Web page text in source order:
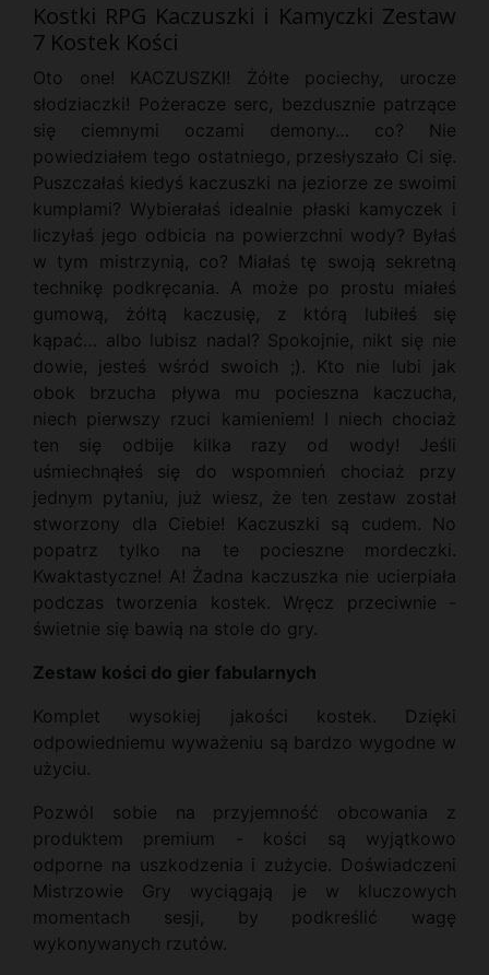
Kostki RPG Kaczuszki i Kamyczki Zestaw
7 Kostek Kości
Oto one! KACZUSZKI! Żółte pociechy, urocze
słodziaczki! Pożeracze serc, bezdusznie patrzące
się ciemnymi oczami demony… co? Nie
powiedziałem tego ostatniego, przesłyszało Ci się.
Puszczałaś kiedyś kaczuszki na jeziorze ze swoimi
kumplami? Wybierałaś idealnie płaski kamyczek i
liczyłaś jego odbicia na powierzchni wody? Byłaś
w tym mistrzynią, co? Miałaś tę swoją sekretną
technikę podkręcania. A może po prostu miałeś
gumową, żółtą kaczusię, z którą lubiłeś się
kąpać… albo lubisz nadal? Spokojnie, nikt się nie
dowie, jesteś wśród swoich ;). Kto nie lubi jak
obok brzucha pływa mu pocieszna kaczucha,
niech pierwszy rzuci kamieniem! I niech chociaż
ten się odbije kilka razy od wody! Jeśli
uśmiechnąłeś się do wspomnień chociaż przy
jednym pytaniu, już wiesz, że ten zestaw został
stworzony dla Ciebie! Kaczuszki są cudem. No
popatrz tylko na te pocieszne mordeczki.
Kwaktastyczne! A! Żadna kaczuszka nie ucierpiała
podczas tworzenia kostek. Wręcz przeciwnie -
świetnie się bawią na stole do gry.
Zestaw kości do gier fabularnych
Komplet wysokiej jakości kostek. Dzięki
odpowiedniemu wyważeniu są bardzo wygodne w
użyciu.
Pozwól sobie na przyjemność obcowania z
produktem premium - kości są wyjątkowo
odporne na uszkodzenia i zużycie. Doświadczeni
Mistrzowie Gry wyciągają je w kluczowych
momentach sesji, by podkreślić wagę
wykonywanych rzutów.